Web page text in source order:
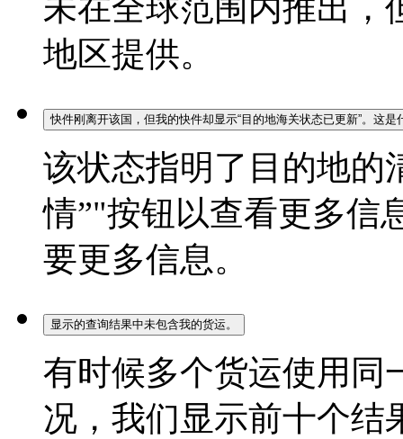
未在全球范围内推出，
地区提供。
快件刚离开该国，但我的快件却显示“目的地海关状态已更新”。这是
该状态指明了目的地的
情”"按钮以查看更多信
要更多信息。
显示的查询结果中未包含我的货运。
有时候多个货运使用同
况，我们显示前十个结